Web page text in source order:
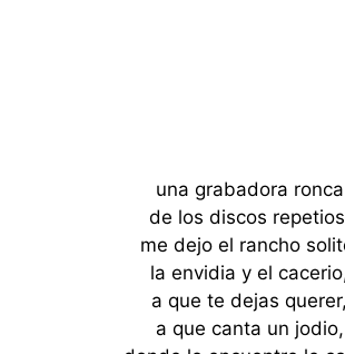
una grabadora ronca
de los discos
me dejo el rancho
la envidia y el
a que te dejas querer,
a que canta un jodio,